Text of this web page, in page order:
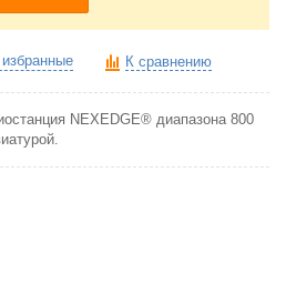
К сравнению
NEXEDGE® диапазона 800